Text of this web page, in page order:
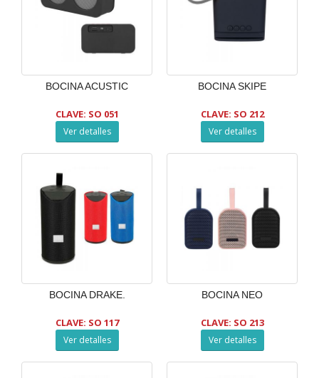
BOCINA ACUSTIC
CLAVE: SO 051
Ver detalles
BOCINA SKIPE
CLAVE: SO 212
Ver detalles
BOCINA DRAKE.
CLAVE: SO 117
Ver detalles
BOCINA NEO
CLAVE: SO 213
Ver detalles